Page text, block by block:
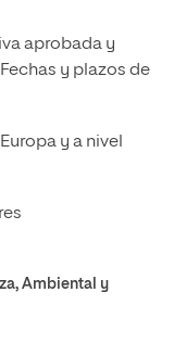
aprobada y
y plazos de
y a nivel
Ambiental y